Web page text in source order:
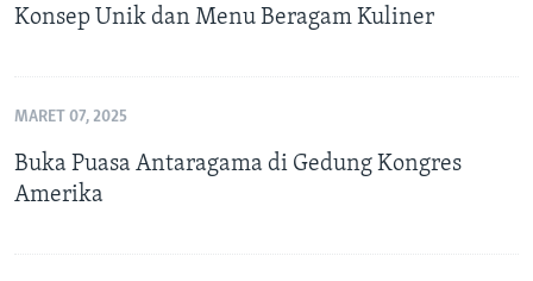
Konsep Unik dan Menu Beragam Kuliner
MARET 07, 2025
Buka Puasa Antaragama di Gedung Kongres
Amerika